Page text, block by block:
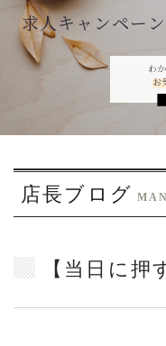
わ
お
求人キャンペー
店長ブログ
【当日に